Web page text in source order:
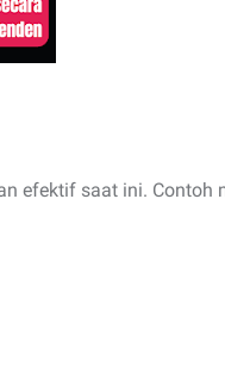
efektif saat ini. Contoh